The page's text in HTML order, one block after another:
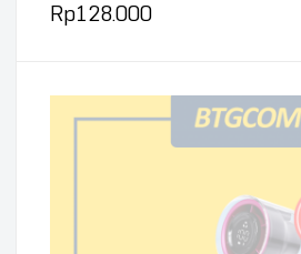
Rp128.000